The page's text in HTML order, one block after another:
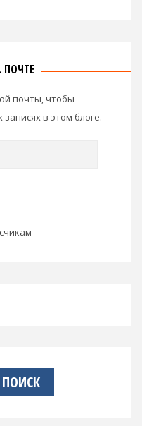
ПОЧТЕ
почты, чтобы
в этом блоге.